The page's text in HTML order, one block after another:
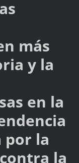
más
y la
en la
por la
la